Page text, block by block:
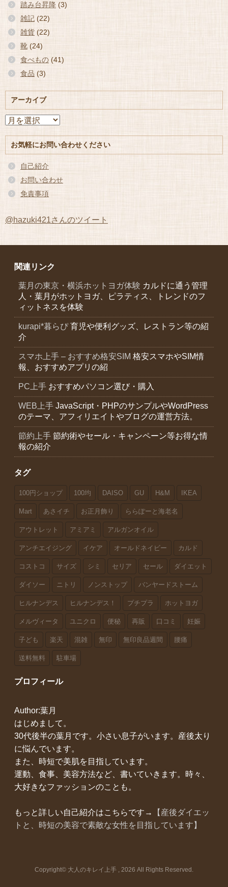
踏み台昇降 (3)
雑記 (22)
雑貨 (22)
靴 (24)
食べもの (41)
食品 (3)
アーカイブ
ア
イ
ブ
お気軽にお問い合わせください
自己紹介
お問い合わせ
免責事項
@hazuki421さんのツイート
関連リンク
葉月の東京・横浜ホットヨガ体験 カルドに通う管理
人・葉月がホットヨガ、ピラティス、トレンドのフ
ィットネスを体験
kurapi*暮らぴ育児や便利グッズ、レストラン等の紹
介
スマホ上手 – おすすめ格安SIM 格安スマホやSIM情
報、おすすめアプリの紹
PC上手 おすすめパソコン選び・購入
WEB上手 JavaScript・PHPのサンプルやWordPress
のテーマ、アフィリエイトやブログの運営方法。
節約上手 節約術やセール・キャンペーン等お得な情
報の紹介
タグ
100円ショップ 100均 DAISO GU H&M IKEA
Mart あさイチ お正月飾り ららぽーと海老名
アウトレット アミアミ アルガンオイル
アンチエイジング イケア オールドネイビー カルド
コストコ サイズ シミ セリア セール ダイエット
ダイソー ニトリ ノンストップ バンヤードストーム
ヒルナンデス ヒルナンデス！ プチプラ ホットヨガ
メルヴィータ ユニクロ 便秘 再販 口コミ 妊娠
子ども 楽天 混雑 無印 無印良品週間 腰痛
送料無料 駐車場
プロフィール
Author:葉月
はじめまして。
30代後半の葉月です。小さい息子がいます。産後太り
に悩んでいます。
また、時短で美肌を目指しています。
運動、食事、美容方法など、書いていきます。時々、
大好きなファッションのことも。
もっと詳しい自己紹介はこちらです→
【産後ダイエッ
トと、時短の美容で素敵な女性を目指しています】
Copyright© 大人のキレイ上手 , 2026 All Rights Reserved.